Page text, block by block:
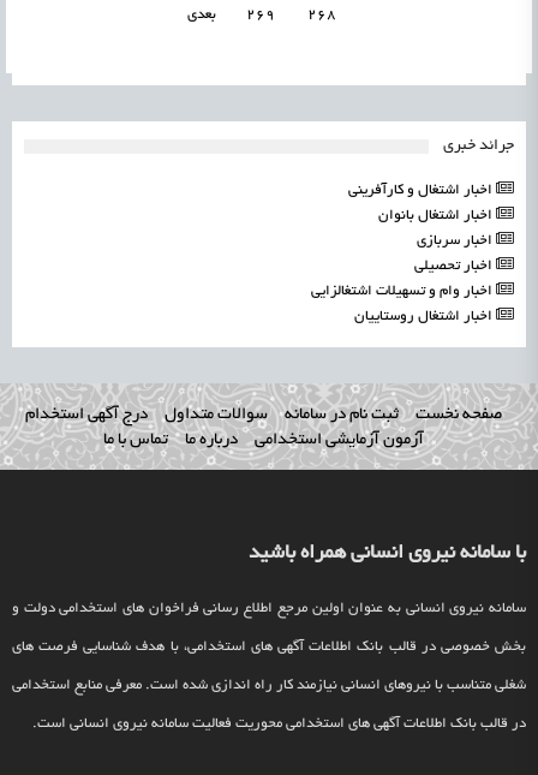
268
269 بعدی
جرائد خبری
اخبار اشتغال و کارآفرینی
اخبار اشتغال بانوان
اخبار سربازی
اخبار تحصیلی
اخبار وام و تسهیلات اشتغالزایی
اخبار اشتغال روستاییان
صفحه نخست ثبت نام در سامانه سوالات متداول
درج آگهی استخدام
آزمون آزمایشی استخدامی
درباره ما تماس با ما
با سامانه نیروی انسانی همراه باشید
سامانه نیروی انسانی به عنوان اولین مرجع اطلاع رسانی فراخوان های استخدامی دولت و
بخش خصوصی در قالب بانک اطلاعات آگهی های استخدامی، با هدف شناسایی فرصت های
شغلی متناسب با نیروهای انسانی نیازمند کار راه اندازی شده است. معرفی منابع استخدامی
در قالب بانک اطلاعات آگهی های استخدامی محوریت فعالیت سامانه نیروی انسانی است.